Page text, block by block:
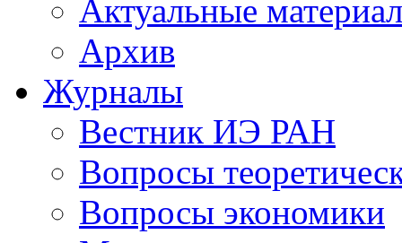
Актуальные
Архив
Журналы
Вестник ИЭ РАН
Вопросы
Вопросы экономики